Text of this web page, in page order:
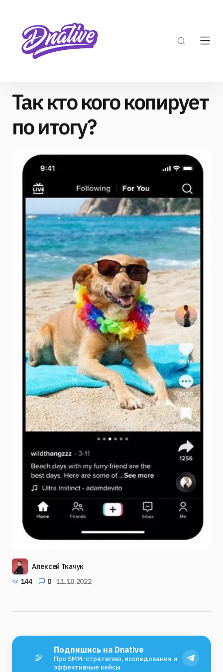
Так кто кого копирует
по итогу?
Алексей Ткачук
144
0 11.10.2022
Подпишись на Dnative
Про SMM-стратегию, исследования и
эффективные кейсы